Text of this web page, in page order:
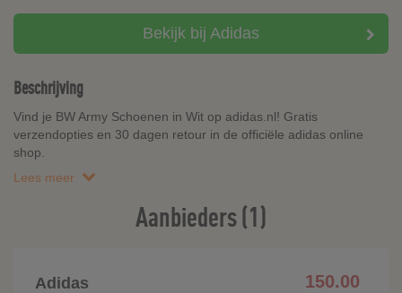
Bekijk bij Adidas
Beschrijving
Vind je BW Army Schoenen in Wit op adidas.nl! Gratis
verzendopties en 30 dagen retour in de officiële adidas online
shop.
Lees meer
Aanbieders (1)
Adidas 150.00